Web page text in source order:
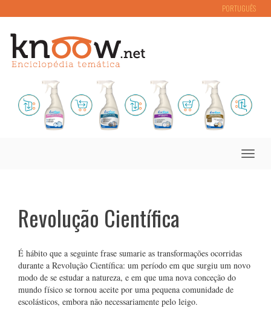
PORTUGUÊS
Toggle
Revolução Científica
É hábito que a seguinte frase sumarie as transformações ocorridas
durante a Revolução Científica: um período em que surgiu um novo
modo de se estudar a natureza, e em que uma nova conceção do
mundo físico se tornou aceite por uma pequena comunidade de
escolásticos, embora não necessariamente pelo leigo.